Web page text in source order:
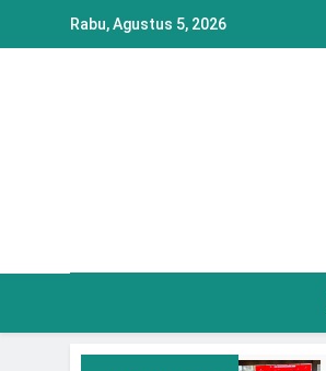
Rabu, Agustus 5, 2026